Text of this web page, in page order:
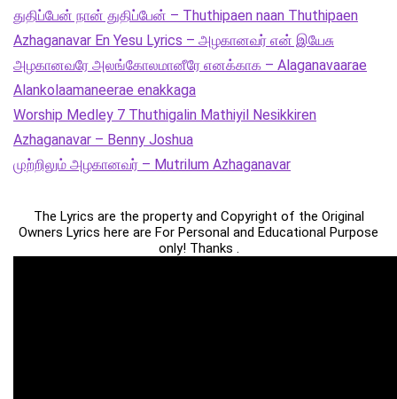
துதிப்பேன் நான் துதிப்பேன் – Thuthipaen naan Thuthipaen
Azhaganavar En Yesu Lyrics – அழகானவர் என் இயேசு
அழகானவரே அலங்கோலமானீரே எனக்காக – Alaganavaarae
Alankolaamaneerae enakkaga
Worship Medley 7 Thuthigalin Mathiyil Nesikkiren
Azhaganavar – Benny Joshua
முற்றிலும் அழகானவர் – Mutrilum Azhaganavar
The Lyrics are the property and Copyright of the Original
Owners Lyrics here are For Personal and Educational Purpose
only! Thanks .